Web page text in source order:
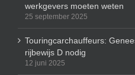
werkgevers moeten weten
25 september 2025
Touringcarchauffeurs:
rijbewijs D nodig
12 juni 2025